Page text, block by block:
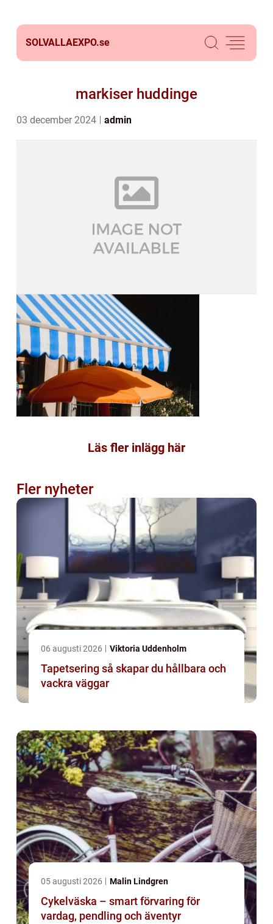
SOLVALLAEXPO.se
markiser huddinge
03 december 2024 admin
Läs fler inlägg här
Fler nyheter
06 augusti 2026 Viktoria Uddenholm
Tapetsering så skapar du hållbara och
vackra väggar
05 augusti 2026 Malin Lindgren
Cykelväska – smart förvaring för
vardag, pendling och äventyr